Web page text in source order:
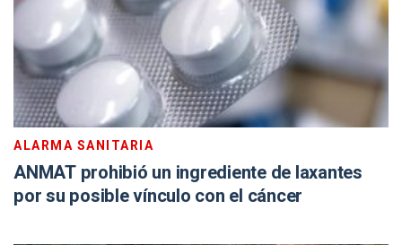
ALARMA SANITARIA
ANMAT prohibió un ingrediente de laxantes
por su posible vínculo con el cáncer